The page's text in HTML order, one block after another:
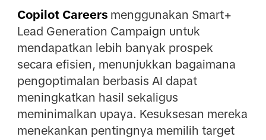
Copilot Careersmenggunakan Smart+
Lead Generation Campaign untuk
mendapatkan lebih banyak prospek
secara efisien, menunjukkan bagaimana
pengoptimalan berbasis AI dapat
meningkatkan hasil sekaligus
meminimalkan upaya. Kesuksesan mereka
menekankan pentingnya memilih target